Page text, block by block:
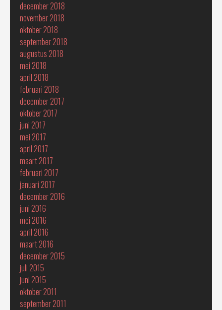
december 2018
november 2018
oktober 2018
september 2018
augustus 2018
mei 2018
april 2018
februari 2018
december 2017
oktober 2017
juni 2017
mei 2017
april 2017
maart 2017
februari 2017
januari 2017
december 2016
juni 2016
mei 2016
april 2016
maart 2016
december 2015
juli 2015
juni 2015
oktober 2011
september 2011